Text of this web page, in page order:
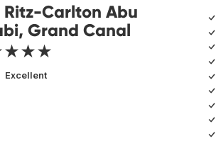
Ritz-Carlton Abu
Grand Canal
Excellent